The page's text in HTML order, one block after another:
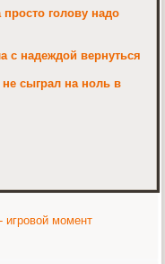
голову надо
с надеждой вернуться
не сыграл на ноль в
игровой момент